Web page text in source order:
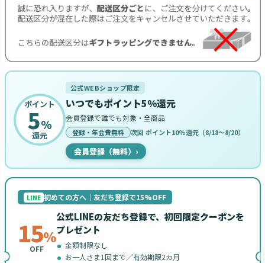
ポイント
5%
還元
公式WEBショップ限定
いつでもポイント5%還元
会員登録で誰でも対象・全商品
登録・年会費無料 次回 ポイント10%還元（8/18〜8/20）
会員登録（無料） ›
LINE 初めての方へ｜友だち登録で15%OFF
15%
OFF
公式LINEの友だち登録で、初回限定クーポンを
プレゼント
金額制限なし
お一人さま1回まで／有効期限2カ月